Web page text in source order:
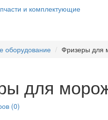
и комплектующие
оборудование
Фризеры для
для
(0)